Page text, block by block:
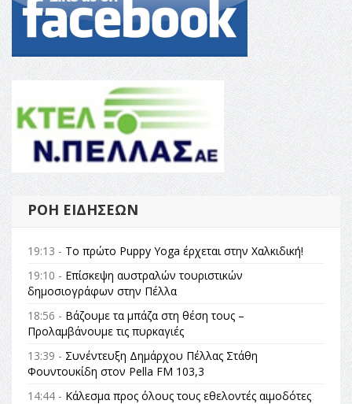
ΡΟΉ ΕΙΔΉΣΕΩΝ
19:13 - Το πρώτο Puppy Yoga έρχεται στην Χαλκιδική!
19:10 - Επίσκεψη αυστραλών τουριστικών
δημοσιογράφων στην Πέλλα
18:56 - Βάζουμε τα μπάζα στη θέση τους –
Προλαμβάνουμε τις πυρκαγιές
13:39 - Συνέντευξη Δημάρχου Πέλλας Στάθη
Φουντουκίδη στον Pella FM 103,3
14:44 - Κάλεσμα προς όλους τους εθελοντές αιμοδότες